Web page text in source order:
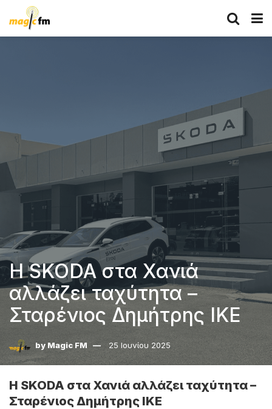
Η SKODA στα Χανιά
αλλάζει ταχύτητα –
Σταρένιος Δημήτρης ΙΚΕ
by Magic FM 25 Ιουνίου 2025
Η SKODA στα Χανιά αλλάζει ταχύτητα –
Σταρένιος Δημήτρης ΙΚΕ